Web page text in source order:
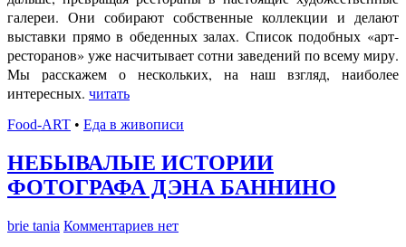
галереи. Они собирают собственные коллекции и делают
выставки прямо в обеденных залах. Список подобных «арт-
ресторанов» уже насчитывает сотни заведений по всему миру.
Мы расскажем о нескольких, на наш взгляд, наиболее
интересных. читать
Food-ART • Еда в живописи
НЕБЫВАЛЫЕ ИСТОРИИ
ФОТОГРАФА ДЭНА БАННИНО
brie tania Комментариев нет